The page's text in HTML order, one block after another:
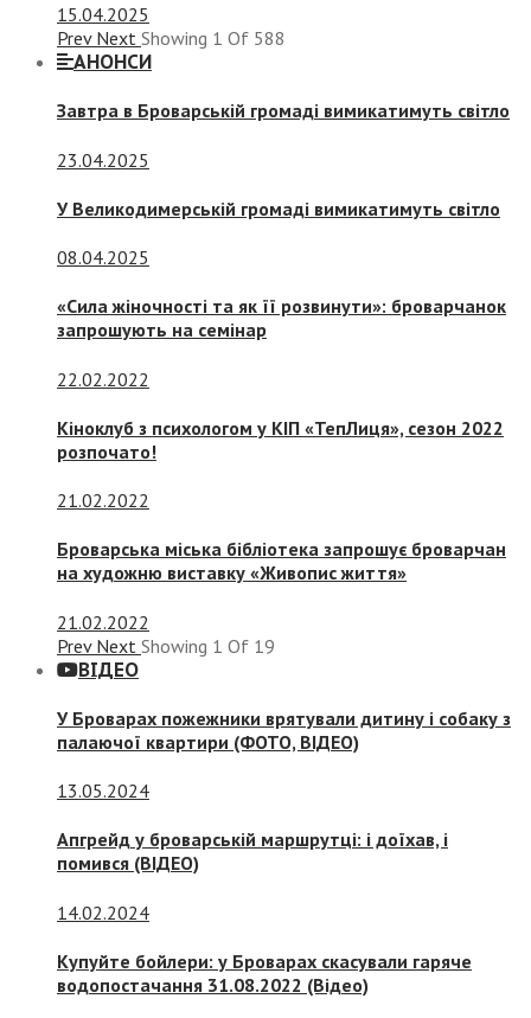
15.04.2025
Prev Next Showing 1 Of 588
АНОНСИ
Завтра в Броварській громаді вимикатимуть світло
23.04.2025
У Великодимерській громаді вимикатимуть світло
08.04.2025
«Сила жіночності та як її розвинути»: броварчанок
запрошують на семінар
22.02.2022
Кіноклуб з психологом у КІП «ТепЛиця», сезон 2022
розпочато!
21.02.2022
Броварська міська бібліотека запрошує броварчан
на художню виставку «Живопис життя»
21.02.2022
Prev Next Showing 1 Of 19
ВІДЕО
У Броварах пожежники врятували дитину і собаку з
палаючої квартири (ФОТО, ВІДЕО)
13.05.2024
Апгрейд у броварській маршрутці: і доїхав, і
помився (ВІДЕО)
14.02.2024
Купуйте бойлери: у Броварах скасували гаряче
водопостачання 31.08.2022 (Відео)